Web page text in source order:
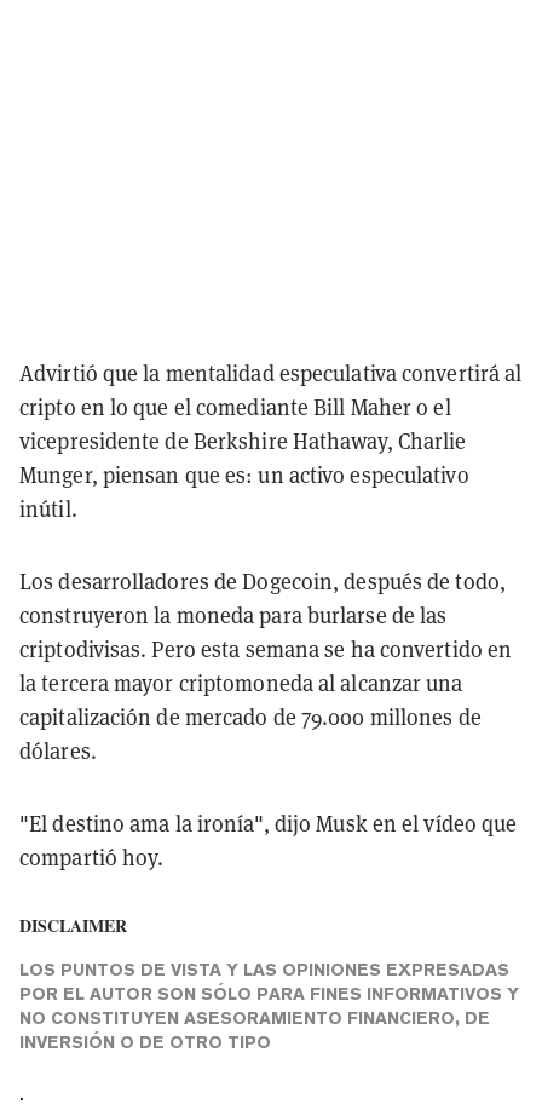
Advirtió que la mentalidad especulativa convertirá al
cripto en lo que el comediante Bill Maher o el
vicepresidente de Berkshire Hathaway, Charlie
Munger, piensan que es: un activo especulativo
inútil.
Los desarrolladores de Dogecoin, después de todo,
construyeron la moneda para burlarse de las
criptodivisas. Pero esta semana se ha convertido en
la tercera mayor criptomoneda al alcanzar una
capitalización de mercado de 79.000 millones de
dólares.
"El destino ama la ironía", dijo Musk en el vídeo que
compartió hoy.
DISCLAIMER
LOS PUNTOS DE VISTA Y LAS OPINIONES EXPRESADAS
POR EL AUTOR SON SÓLO PARA FINES INFORMATIVOS Y
NO CONSTITUYEN ASESORAMIENTO FINANCIERO, DE
INVERSIÓN O DE OTRO TIPO
.